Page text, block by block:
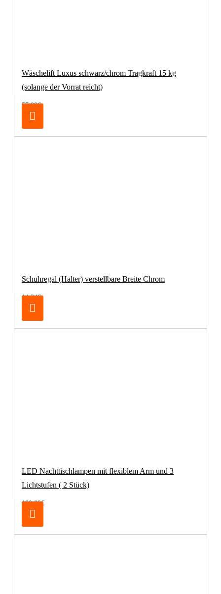
Wäschelift Luxus schwarz/chrom Tragkraft 15 kg
(solange der Vorrat reicht)
57,98€
Schuhregal (Halter) verstellbare Breite Chrom
14,24€
LED Nachttischlampen mit flexiblem Arm und 3
Lichtstufen ( 2 Stück)
100,00€